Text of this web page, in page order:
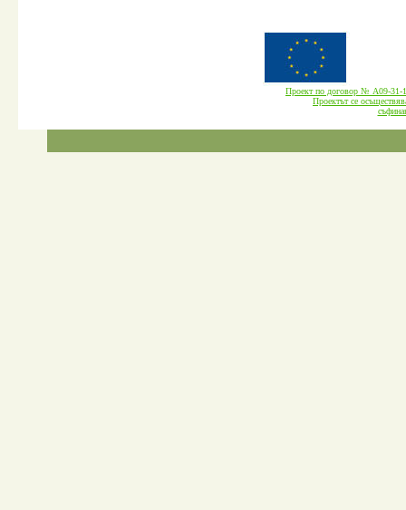
Проект по договор № А09-
Проектът се